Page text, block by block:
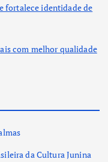
fortalece identidade de
com melhor qualidade
da Cultura Junina